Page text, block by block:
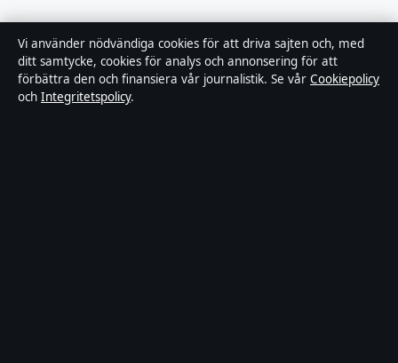
Tillgänglighetsredogörelse
Kändisar & integritet
Vi använder nödvändiga cookies för att driva sajten och, med
ditt samtycke, cookies för analys och annonsering för att
förbättra den och finansiera vår journalistik. Se vår Cookiepolicy
och Integritetspolicy.